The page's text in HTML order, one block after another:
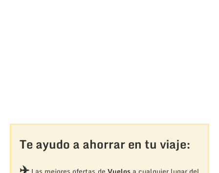
Te ayudo a ahorrar en tu viaje: